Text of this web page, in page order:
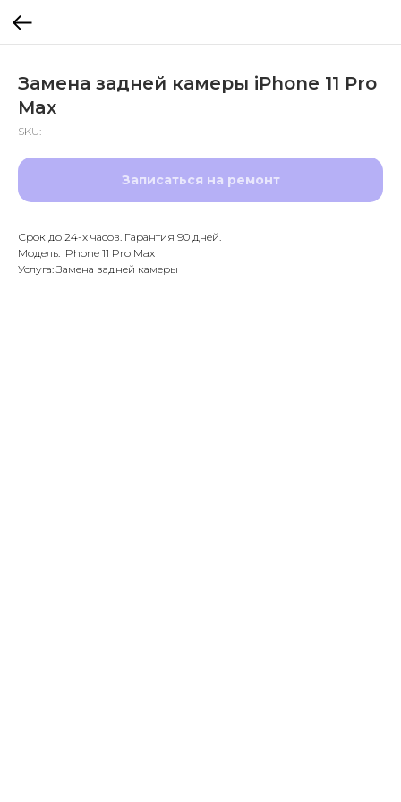
Замена задней камеры iPhone 11 Pro
Max
SKU:
Записаться на ремонт
Срок до 24-х часов. Гарантия 90 дней.
Модель: iPhone 11 Pro Max
Услуга: Замена задней камеры